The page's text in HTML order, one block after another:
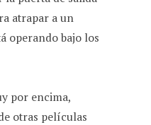
atrapar a un
operando bajo los
por encima,
otras películas